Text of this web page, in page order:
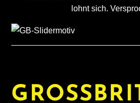
lohnt sich.